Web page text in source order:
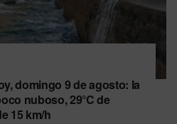
domingo 9 de agosto: la
nuboso, 29°C de
15 km/h